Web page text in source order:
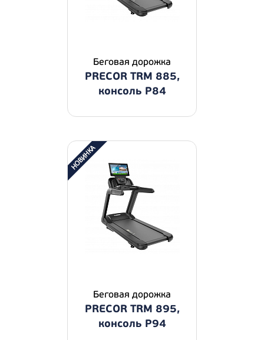
Беговая дорожка
PRECOR TRM 885,
консоль P84
Беговая дорожка
PRECOR TRM 895,
консоль P94